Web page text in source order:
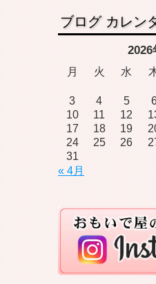
ブログ カレン
2026
月 火 水
3
4 5
10
11 12
17
18 19
24
25 26
31
« 4月